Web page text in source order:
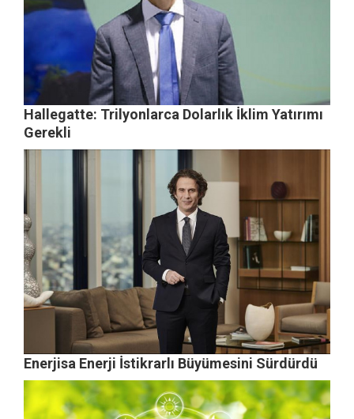
Hallegatte: Trilyonlarca Dolarlık İklim Yatırımı
Gerekli
Enerjisa Enerji İstikrarlı Büyümesini Sürdürdü